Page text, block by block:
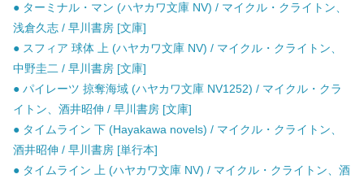
● ターミナル・マン (ハヤカワ文庫 NV) / マイクル・クライトン、
浅倉久志 / 早川書房 [文庫]
● スフィア 球体 上 (ハヤカワ文庫 NV) / マイクル・クライトン、
中野圭二 / 早川書房 [文庫]
● パイレーツ 掠奪海域 (ハヤカワ文庫 NV1252) / マイクル・クラ
イトン、酒井昭伸 / 早川書房 [文庫]
● タイムライン 下 (Hayakawa novels) / マイクル・クライトン、
酒井昭伸 / 早川書房 [単行本]
● タイムライン 上 (ハヤカワ文庫 NV) / マイクル・クライトン、酒